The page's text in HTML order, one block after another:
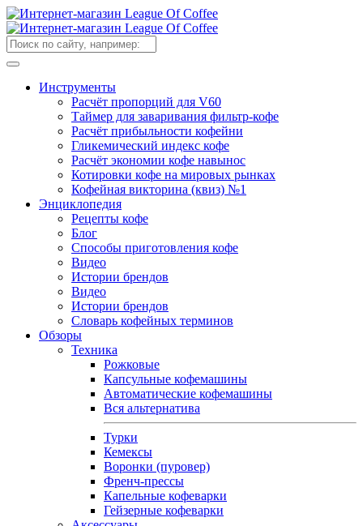
Инструменты
Расчёт пропорций для V60
Таймер для заваривания фильтр-кофе
Расчёт прибыльности кофейни
Гликемический индекс кофе
Расчёт экономии кофе навынос
Котировки кофе на мировых рынках
Кофейная викторина (квиз) №1
Энциклопедия
Рецепты кофе
Блог
Способы приготовления кофе
Видео
Истории брендов
Видео
Истории брендов
Словарь кофейных терминов
Обзоры
Техника
Рожковые
Капсульные кофемашины
Автоматические кофемашины
Вся альтернатива
Турки
Кемексы
Воронки (пуровер)
Френч-прессы
Капельные кофеварки
Гейзерные кофеварки